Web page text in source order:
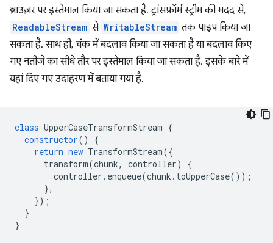
ब्राउज़र पर इस्तेमाल किया जा सकता है. ट्रांसफ़ॉर्म स्ट्रीम की मदद से,
ReadableStream से WritableStream तक पाइप किया जा
सकता है. साथ ही, चंक में बदलाव किया जा सकता है या बदलाव किए
गए नतीजे का सीधे तौर पर इस्तेमाल किया जा सकता है. इसके बारे में
यहां दिए गए उदाहरण में बताया गया है.
class UpperCaseTransformStream {
constructor()
{
return new TransformStream({
transform(chunk, controller)
{
controller . enqueue(chunk . toUpperCase());
},
});
}
}